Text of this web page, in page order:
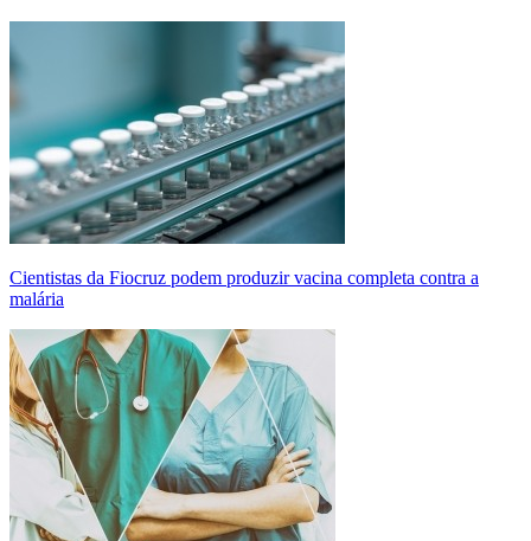
Cientistas da Fiocruz podem produzir vacina completa contra a
malária